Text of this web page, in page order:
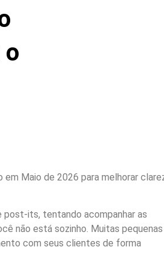
Maio de 2026 para melhorar
post-its, tentando acompanhar as
não está sozinho. Muitas pequenas
com seus clientes de forma